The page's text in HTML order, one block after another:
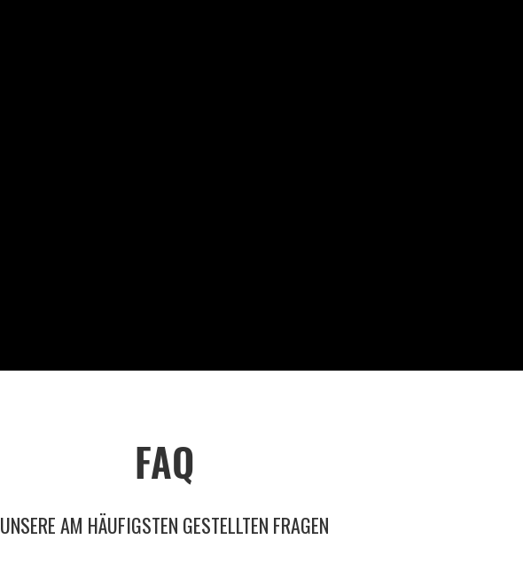
FAQ
UNSERE AM HÄUFIGSTEN GESTELLTEN FRAGEN